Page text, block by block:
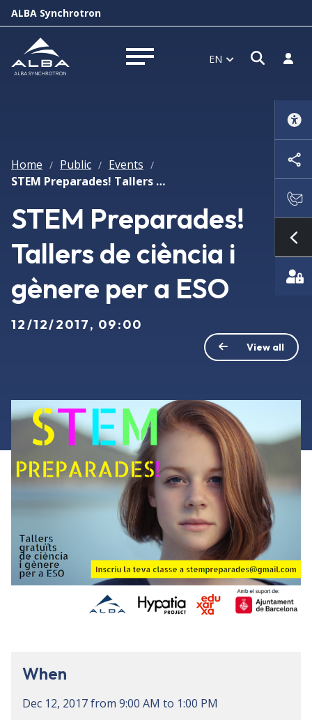
ALBA Synchrotron
Open menu EN Open
Log
Home / Public / Events /
STEM Preparades! Tallers de ciència i gènere per a ESO
STEM Preparades!
Tallers de ciència i
gènere per a ESO
12/12/2017, 09:00
View all
When
Dec 12, 2017from 9:00 AM to 1:00 PM